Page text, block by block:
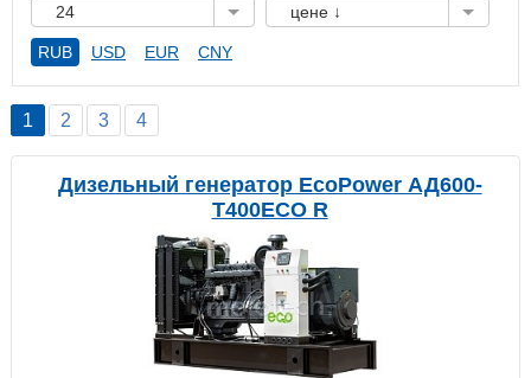
24
цене ↓
RUB USD EUR CNY
1 2 3 4
Дизельный генератор EcoPower АД600-
T400ECO R